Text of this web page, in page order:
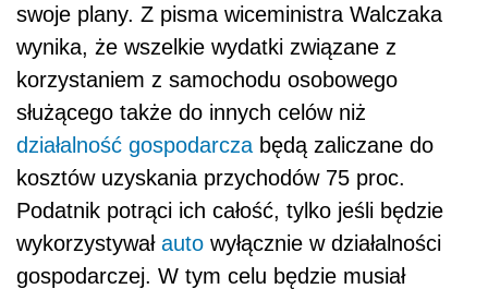
swoje plany. Z pisma wiceministra Walczaka
wynika, że wszelkie wydatki związane z
korzystaniem z samochodu osobowego
służącego także do innych celów niż
działalność gospodarcza będą zaliczane do
kosztów uzyskania przychodów 75 proc.
Podatnik potrąci ich całość, tylko jeśli będzie
wykorzystywał auto wyłącznie w działalności
gospodarczej. W tym celu będzie musiał